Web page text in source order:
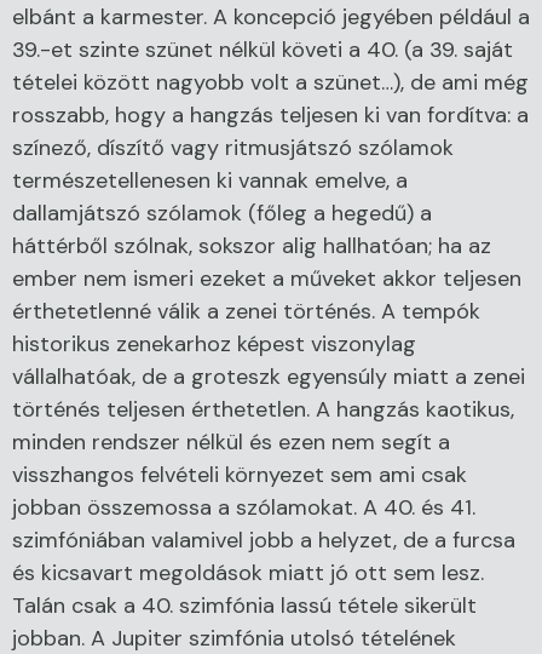
elbánt a karmester. A koncepció jegyében például a
39.-et szinte szünet nélkül követi a 40. (a 39. saját
tételei között nagyobb volt a szünet…), de ami még
rosszabb, hogy a hangzás teljesen ki van fordítva: a
színező, díszítő vagy ritmusjátszó szólamok
természetellenesen ki vannak emelve, a
dallamjátszó szólamok (főleg a hegedű) a
háttérből szólnak, sokszor alig hallhatóan; ha az
ember nem ismeri ezeket a műveket akkor teljesen
érthetetlenné válik a zenei történés. A tempók
historikus zenekarhoz képest viszonylag
vállalhatóak, de a groteszk egyensúly miatt a zenei
történés teljesen érthetetlen. A hangzás kaotikus,
minden rendszer nélkül és ezen nem segít a
visszhangos felvételi környezet sem ami csak
jobban összemossa a szólamokat. A 40. és 41.
szimfóniában valamivel jobb a helyzet, de a furcsa
és kicsavart megoldások miatt jó ott sem lesz.
Talán csak a 40. szimfónia lassú tétele sikerült
jobban. A Jupiter szimfónia utolsó tételének